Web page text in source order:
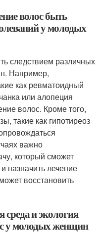
волос быть
у молодых
следствием различных
Например,
как ревматоидный
или алопеция
волос. Кроме того,
такие как гипотиреоз
важно
который сможет
назначить лечение
восстановить
и экология
у молодых женщин